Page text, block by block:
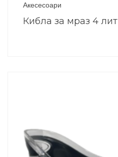
Акесесоари
Кибла за мраз 4 лит